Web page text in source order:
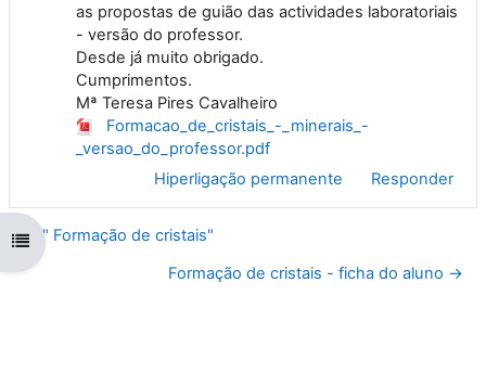
Abrir índice da disciplina
as propostas de guião das actividades laboratoriais
- versão do professor.
Desde já muito obrigado.
Cumprimentos.
Mª Teresa Pires Cavalheiro
Formacao_de_cristais_-_minerais_-
_versao_do_professor.pdf
Hiperligação permanente
Responder
← " Formação de cristais"
Formação de cristais - ficha do aluno →